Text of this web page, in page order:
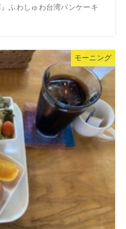
ふわしゅわ台湾パンケーキ
モーニング